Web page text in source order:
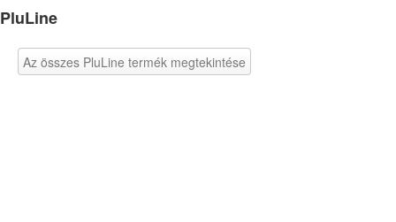
PluLine
Az összes PluLine termék megtekintése